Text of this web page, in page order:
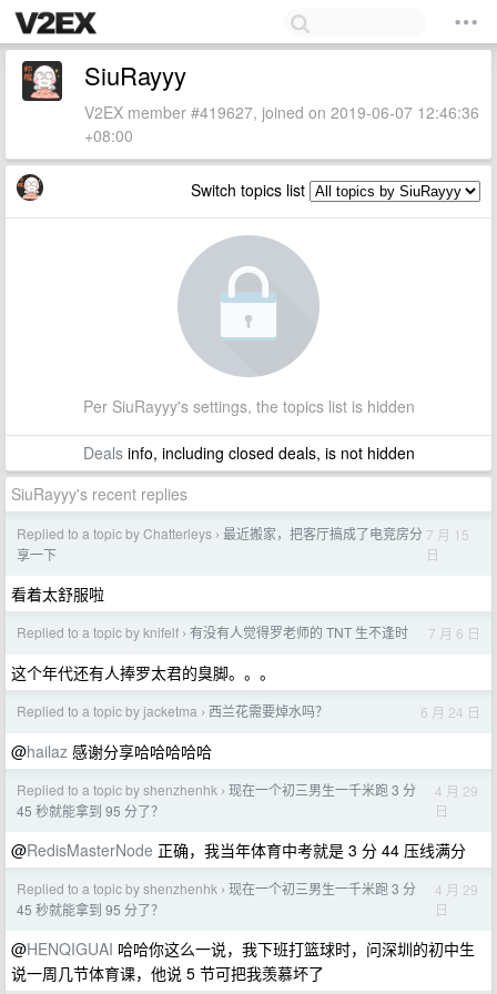
SiuRayyy
V2EX member #419627, joined on 2019-06-07 12:46:36
+08:00
Switch topics list
Per SiuRayyy's settings, the topics list is hidden
Dealsinfo, including closed deals, is not hidden
SiuRayyy's recent replies
Replied to a topic by Chatterleys › 最近搬家，把客厅搞成了电竞房分
享一下
7 月 15
日
看着太舒服啦
Replied to a topic by knifelf › 有没有人觉得罗老师的 TNT 生不逢时 7 月 6 日
这个年代还有人捧罗太君的臭脚。。。
Replied to a topic by jacketma › 西兰花需要焯水吗？ 6 月 24 日
@hailaz 感谢分享哈哈哈哈哈
Replied to a topic by shenzhenhk › 现在一个初三男生一千米跑 3 分
45 秒就能拿到 95 分了？
4 月 29
日
@RedisMasterNode 正确，我当年体育中考就是 3 分 44 压线满分
Replied to a topic by shenzhenhk › 现在一个初三男生一千米跑 3 分
45 秒就能拿到 95 分了？
4 月 29
日
@HENQIGUAI 哈哈你这么一说，我下班打篮球时，问深圳的初中生
说一周几节体育课，他说 5 节可把我羡慕坏了